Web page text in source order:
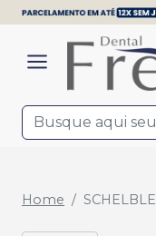
Home SCHELBLE